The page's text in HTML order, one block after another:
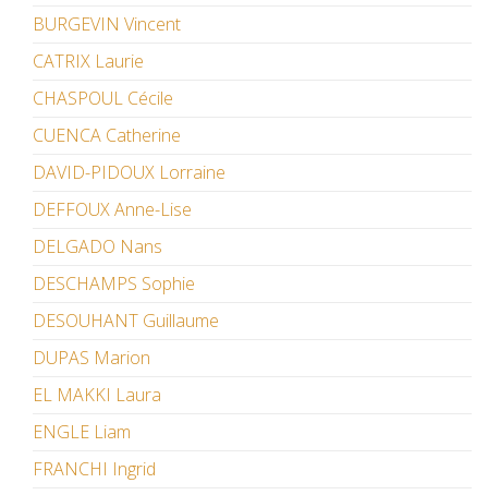
BURGEVIN Vincent
CATRIX Laurie
CHASPOUL Cécile
CUENCA Catherine
DAVID-PIDOUX Lorraine
DEFFOUX Anne-Lise
DELGADO Nans
DESCHAMPS Sophie
DESOUHANT Guillaume
DUPAS Marion
EL MAKKI Laura
ENGLE Liam
FRANCHI Ingrid